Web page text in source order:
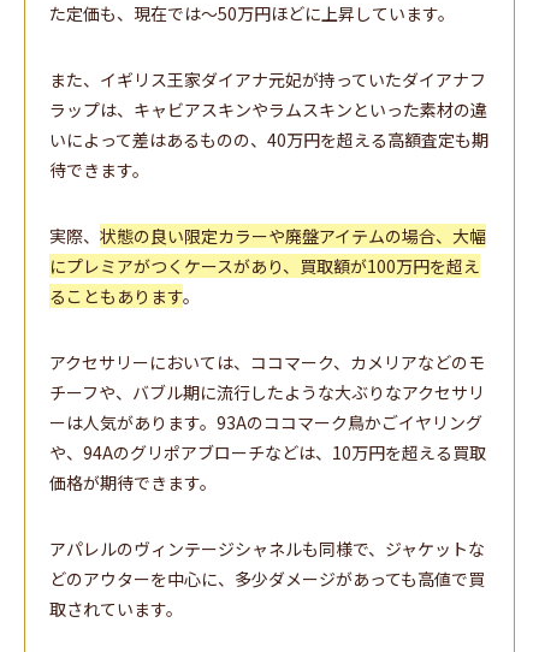
た定価も、現在では～50万円ほどに上昇しています。
また、イギリス王家ダイアナ元妃が持っていたダイアナフ
ラップは、キャビアスキンやラムスキンといった素材の違
いによって差はあるものの、40万円を超える高額査定も期
待できます。
実際、 状態の良い限定カラーや廃盤アイテムの場合、大幅
にプレミアがつくケースがあり、買取額が100万円を超え
ることもあります。
アクセサリーにおいては、ココマーク、カメリアなどのモ
チーフや、バブル期に流行したような大ぶりなアクセサリ
ーは人気があります。93Aのココマーク鳥かごイヤリング
や、94Aのグリポアブローチなどは、10万円を超える買取
価格が期待できます。
アパレルのヴィンテージシャネルも同様で、ジャケットな
どのアウターを中心に、多少ダメージがあっても高値で買
取されています。